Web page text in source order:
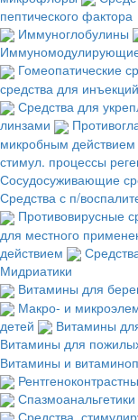
пептического фактора
Иммуноглобулины
Гомеопатические
средства для инъекций
Средства для
линзами
микробным
стимул. процессы
Сосудосуживающие
Средства с п/
Противовирусные
для местного
действием
Мидриатики
Витамины для
Макро- и
детей
Витамины
Витамины для
Витамины и
Спазмоанальгетики